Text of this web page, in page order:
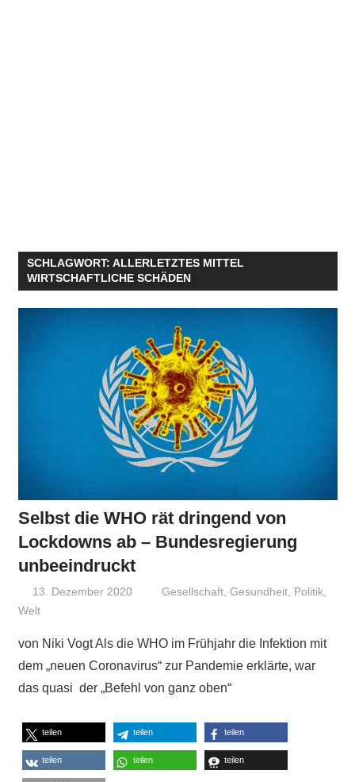
SCHLAGWORT: ALLERLETZTES MITTEL
WIRTSCHAFTLICHE SCHÄDEN
Selbst die WHO rät dringend von
Lockdowns ab – Bundesregierung
unbeeindruckt
13. Dezember 2020 Niki Vogt
Gesellschaft,Gesundheit, Politik,
Welt
von Niki Vogt Als die WHO im Frühjahr die Infektion mit
dem „neuen Coronavirus“ zur Pandemie erklärte, war
das quasi der „Befehl von ganz oben“
teilen teilen teilen
teilen teilen teilen